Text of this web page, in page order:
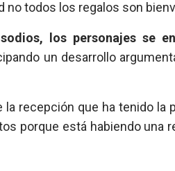
no todos los regalos son
los personajes se
un desarrollo
recepción que ha tenido
porque está habiendo una